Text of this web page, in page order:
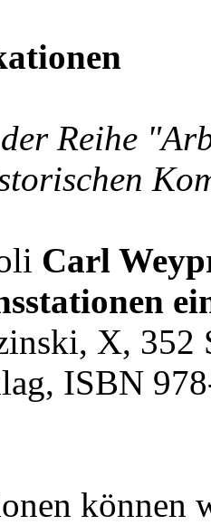
Reihe
Carl
X, 352
ISBN
können